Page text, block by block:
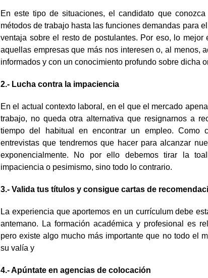
En este tipo de situaciones, el candidato que
métodos de trabajo hasta las funciones demandas para
ventaja sobre el resto de postulantes. Por eso, lo mejor
aquellas empresas que más nos interesen o, al menos,
informados y con un conocimiento profundo sobre dicha
2.- Lucha contra la impaciencia
En el actual contexto laboral, en el que el mercado
trabajo, no queda otra alternativa que resignarnos a
tiempo del habitual en encontrar un empleo. Como
entrevistas que tendremos que hacer para alcanzar
exponencialmente. No por ello debemos tirar la
impaciencia o pesimismo, sino todo lo contrario.
3.- Valida tus títulos y consigue cartas de
La experiencia que aportemos en un currículum debe
antemano. La formación académica y profesional es
pero existe algo mucho más importante que no todo el
su valía y
4.- Apúntate en agencias de colocación